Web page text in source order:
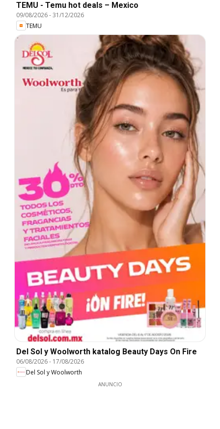
TEMU - Temu hot deals – Mexico
09/08/2026-31/12/2026
TEMU
Del Sol y Woolworth katalog Beauty Days On Fire
06/08/2026- 17/08/2026
Del Sol y Woolworth
ANUNCIO